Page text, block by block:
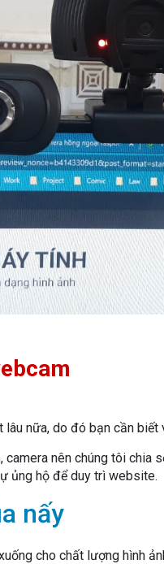
nữa, do đó bạn cần
nên chúng tôi chia
ủng hộ để duy trì website.
nấy
cho chất lượng hình